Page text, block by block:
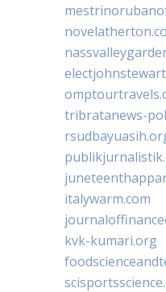
tribratanews-
italywarm.com
kvk-kumari.org